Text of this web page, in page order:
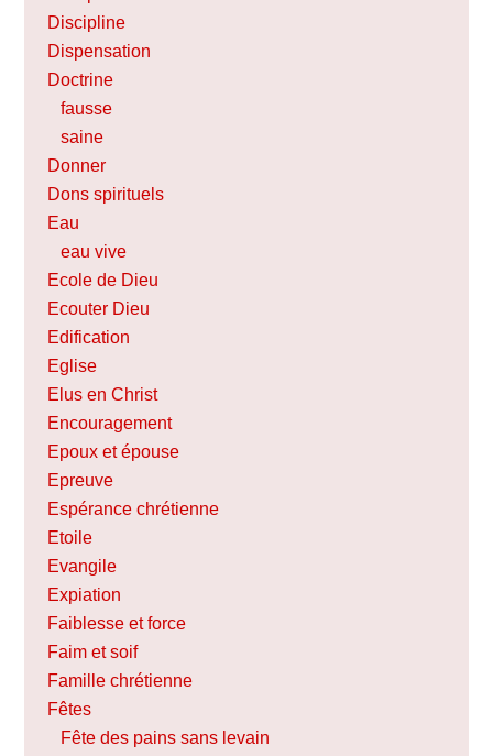
Discipline
Dispensation
Doctrine
fausse
saine
Donner
Dons spirituels
Eau
eau vive
Ecole de Dieu
Ecouter Dieu
Edification
Eglise
Elus en Christ
Encouragement
Epoux et épouse
Epreuve
Espérance chrétienne
Etoile
Evangile
Expiation
Faiblesse et force
Faim et soif
Famille chrétienne
Fêtes
Fête des pains sans levain